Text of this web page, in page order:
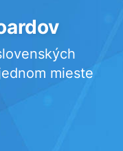
mieste